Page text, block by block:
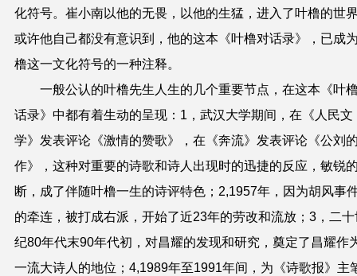
化符号。崔小南以他的无畏，以他的生猛，进入了叶橹的世
或许他自己都没有意识到，他的这本《叶橹对话录》，已成
橹这一文化符号的一种注释。
一般公认的叶橹先生人生的几个重要节点，在这本《叶
话录》中都有着生动的呈现：1，武汉大学期间，在《人民文
学》发表评论《激情的赞歌》，在《奔流》发表评论《公刘
作》，这种对重要的诗歌和诗人出现时的迅捷的反应，敏锐
断，成了伴随叶橹一生的诗评特色；2,1957年，因为胡风事
的牵连，被打成右派，开始了近23年的劳改和流放；3，二十
纪80年代末90年代初，对昌耀的发现和研究，奠定了昌耀作
一流大诗人的地位；4,1989年至1991年间，为《诗歌报》主